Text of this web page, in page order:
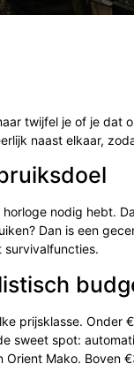
twijfel je of je dat
naast elkaar,
nodig hebt.
Dan is een
survivalfuncties.
prijsklasse. Onder
sweet spot:
Orient Mako. Boven